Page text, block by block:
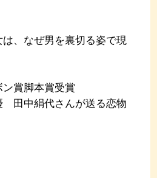
、なぜ男を裏切る姿で現
賞脚本賞受賞
田中絹代さんが送る恋物